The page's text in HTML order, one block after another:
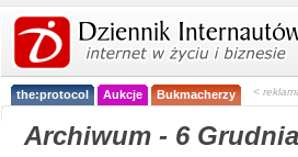
the:protocol Aukcje Bukmacherzy <
Archiwum - 6